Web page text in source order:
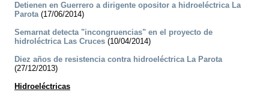
Detienen en Guerrero a dirigente opositor a hidroeléctrica La
Parota(17/06/2014)
Semarnat detecta "incongruencias" en el proyecto de
hidroléctrica Las Cruces (10/04/2014)
Diez años de resistencia contra hidroeléctrica La Parota
(27/12/2013)
Hidroeléctricas